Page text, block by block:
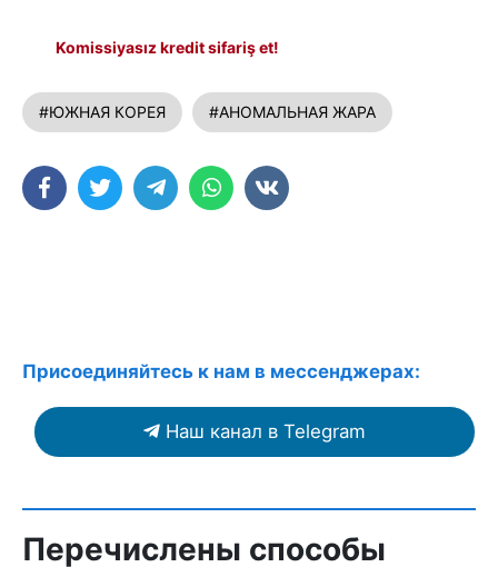
Komissiyasız kredit sifariş et!
#ЮЖНАЯ КОРЕЯ #АНОМАЛЬНАЯ ЖАРА
Присоединяйтесь к нам в мессенджерах:
Наш канал в Telegram
Перечислены способы